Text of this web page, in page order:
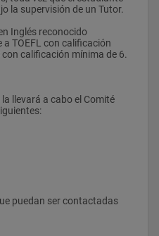
de interés en química de la
(1)  5
efectivos de core
la supervisión de un Tutor.
TOEFL con calificación
calificación mínima de 6.
llevará a cabo el Comité